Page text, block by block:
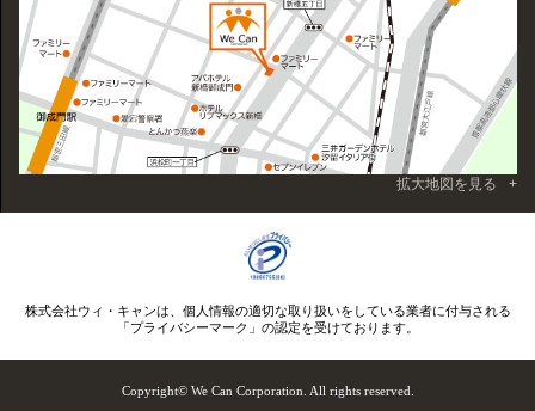
拡大地図を見る
株式会社ウィ・キャンは、個人情報の適切な取り扱いをしている業者に付与される
「プライバシーマーク」の認定を受けております。
Copyright© We Can Corporation. All rights reserved.